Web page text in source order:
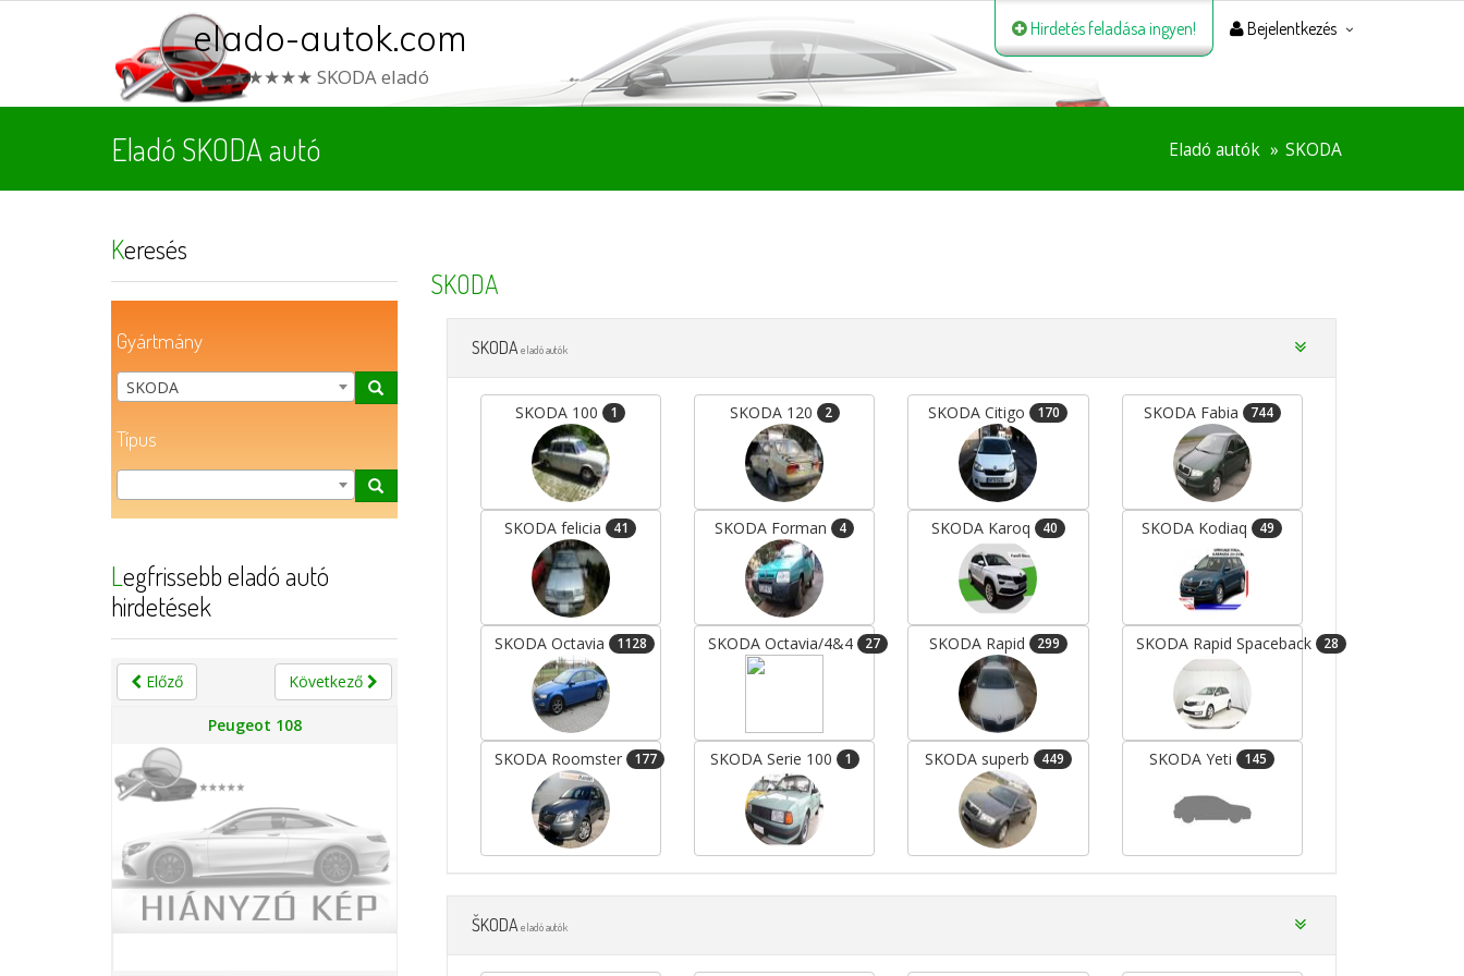
elado-autok.com
★★★★★ SKODA eladó
Hirdetés feladása ingyen! Bejelentkezés
Eladó SKODA autó Eladó autók SKODA
Keresés
Gyártmány
SKODA
Típus
Legfrissebb eladó autó
hirdetések
Előző Következő
Peugeot 108 Peugeot 108 Mercedes-Benz E-Klasse
SKODA
SKODAeladó autók
SKODA 100 1 SKODA 120 2 SKODA Citigo 170 SKODA Fabia 744
SKODA felicia 41 SKODA Forman 4 SKODA Karoq 40 SKODA Kodiaq 49
SKODA Octavia 1128 SKODA Octavia/4&4 27 SKODA Rapid 299 SKODA Rapid Spaceback 28
SKODA Roomster 177 SKODA Serie 100 1 SKODA superb 449 SKODA Yeti 145
ŠKODAeladó autók